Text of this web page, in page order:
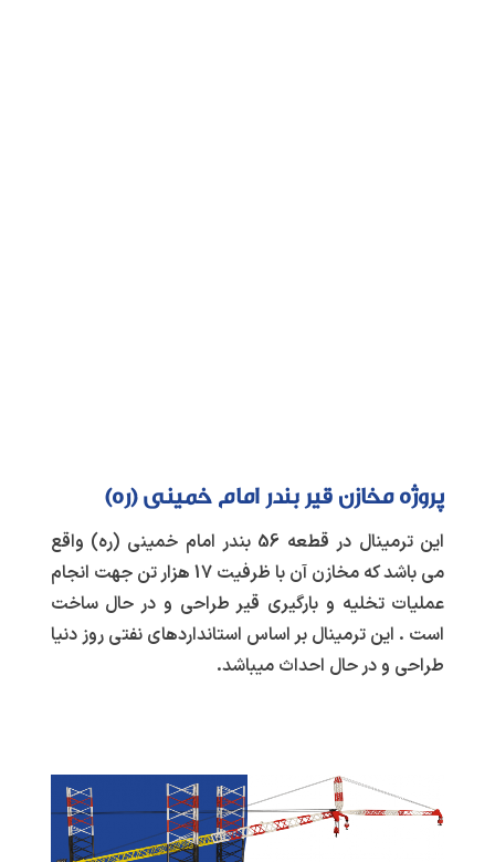
پروژه مخازن قیر بندر امام خمینی (ره)
این ترمینال در قطعه 56 بندر امام خمینی (ره) واقع
می باشد که مخازن آن با ظرفیت 17 هزار تن جهت انجام
عملیات تخلیه و بارگیری قیر طراحی و در حال ساخت
است . این ترمینال بر اساس استانداردهای نفتی روز دنیا
طراحی و در حال احداث میباشد.